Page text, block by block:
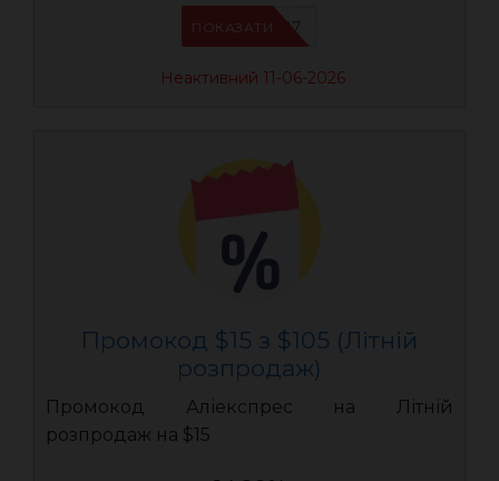
AEUA7
ПОКАЗАТИ
Неактивний 11-06-2026
Промокод $15 з $105 (Літній
розпродаж)
Промокод Аліекспрес на Літній
розпродаж на $15